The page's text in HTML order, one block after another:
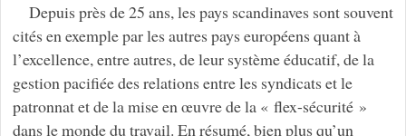
Depuis près de 25 ans, les pays scandinaves sont souvent
cités en exemple par les autres pays européens quant à
l’excellence, entre autres, de leur système éducatif, de la
gestion pacifiée des relations entre les syndicats et le
patronnat et de la mise en œuvre de la « flex-sécurité »
dans le monde du travail. En résumé, bien plus qu’un